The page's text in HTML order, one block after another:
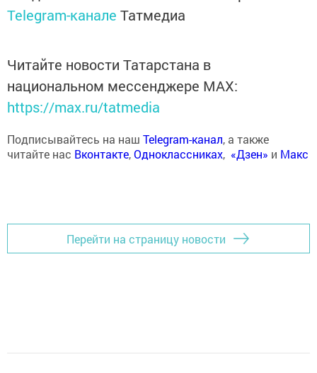
Telegram-канале Татмедиа
Читайте новости Татарстана в
национальном мессенджере MАХ:
https://max.ru/tatmedia
Подписывайтесь на наш Telegram-канал, а также
читайте нас Вконтакте,Одноклассниках, «Дзен» и Макс
Перейти на страницу новости